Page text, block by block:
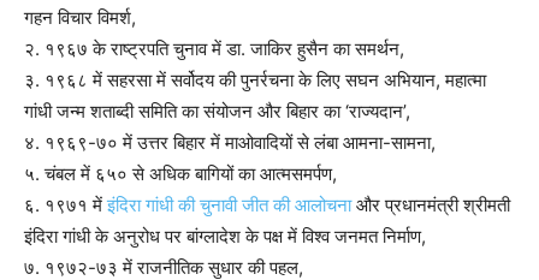
गहन विचार विमर्श,
२. १९६७ के राष्ट्रपति चुनाव में डा. जाकिर हुसैन का समर्थन,
३. १९६८ में सहरसा में सर्वोदय की पुनर्रचना के लिए सघन अभियान, महात्मा
गांधी जन्म शताब्दी समिति का संयोजन और बिहार का ‘राज्यदान’,
४. १९६९-७० में उत्तर बिहार में माओवादियों से लंबा आमना-सामना,
५. चंबल में ६५० से अधिक बागियों का आत्मसमर्पण,
६. १९७१ मेंइंदिरा गांधी की चुनावी जीत की आलोचनाऔर प्रधानमंत्री श्रीमती
इंदिरा गांधी के अनुरोध पर बांग्लादेश के पक्ष में विश्व जनमत निर्माण,
७. १९७२-७३ में राजनीतिक सुधार की पहल,